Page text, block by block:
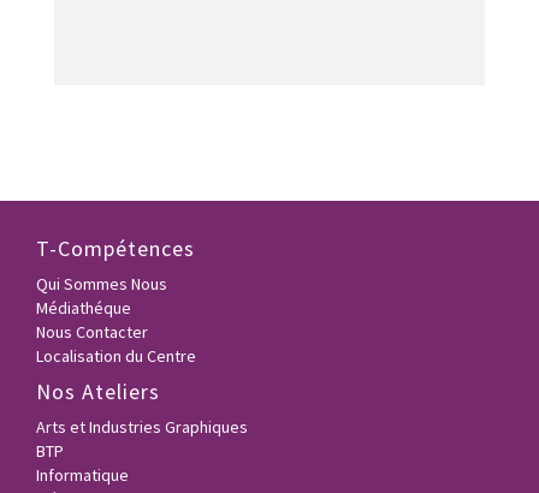
T-Compétences
Qui Sommes Nous
Médiathéque
Nous Contacter
Localisation du Centre
Nos Ateliers
Arts et Industries Graphiques
BTP
Informatique